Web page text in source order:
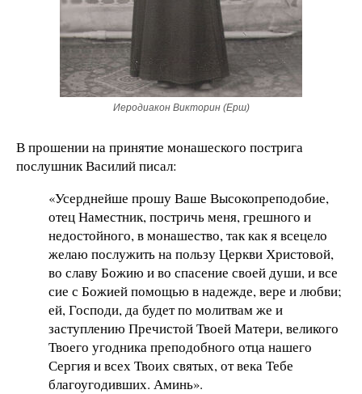
Иеродиакон Викторин (Ерш)
В прошении на принятие монашеского пострига
послушник Василий писал:
«Усерднейше прошу Ваше Высокопреподобие,
отец Наместник, постричь меня, грешного и
недостойного, в монашество, так как я всецело
желаю послужить на пользу Церкви Христовой,
во славу Божию и во спасение своей души, и все
сие с Божией помощью в надежде, вере и любви;
ей, Господи, да будет по молитвам же и
заступлению Пречистой Твоей Матери, великого
Твоего угодника преподобного отца нашего
Сергия и всех Твоих святых, от века Тебе
благоугодивших. Аминь».